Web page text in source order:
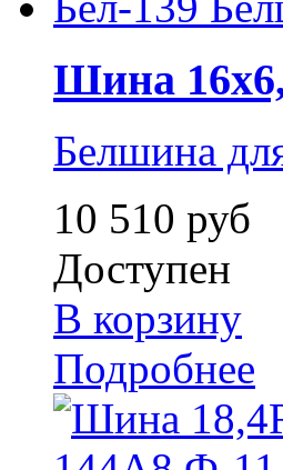
Шина
Белшина
10 510 руб
Доступен
В корзину
Подробнее